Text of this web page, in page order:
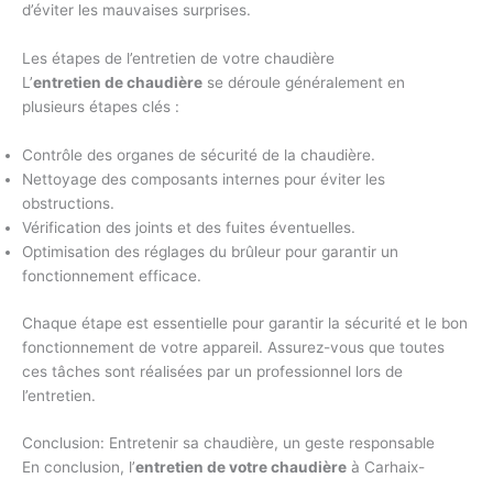
d’éviter les mauvaises surprises.
Les étapes de l’entretien de votre chaudière
L’entretien de chaudière se déroule généralement en
plusieurs étapes clés :
Contrôle des organes de sécurité de la chaudière.
Nettoyage des composants internes pour éviter les
obstructions.
Vérification des joints et des fuites éventuelles.
Optimisation des réglages du brûleur pour garantir un
fonctionnement efficace.
Chaque étape est essentielle pour garantir la sécurité et le bon
fonctionnement de votre appareil. Assurez-vous que toutes
ces tâches sont réalisées par un professionnel lors de
l’entretien.
Conclusion: Entretenir sa chaudière, un geste responsable
En conclusion, l’entretien de votre chaudière à Carhaix-